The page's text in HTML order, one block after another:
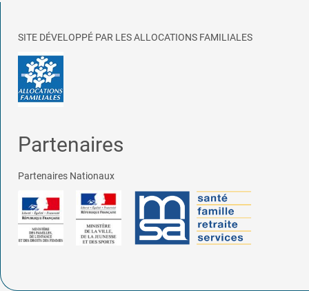
SITE DÉVELOPPÉ PAR LES ALLOCATIONS FAMILIALES
Partenaires
Partenaires Nationaux